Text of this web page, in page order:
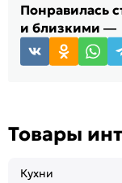
Понравилась
и близкими —
Товары
Кухни